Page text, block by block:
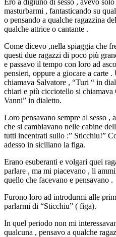
masturbarmi , fantasticando su
o pensando a qualche ragazzina
qualche attrice o cantante .
Come dicevo ,nella spiaggia che
questi due ragazzi di poco più
e passavo il tempo con loro ad
pensieri, oppure a giocare a carte
chiamava Salvatore , “Turi “ in
chiari e più cicciotello si
Vanni” in dialetto.
Loro pensavano sempre al sesso ,
che si cambiavano nelle cabine
tutti incentrati sullo :” Sticchiu!”
adesso in siciliano la figa.
Erano esuberanti e volgari quei
parlare , ma mi piacevano , li
quello che facevano e pensavano .
Furono loro ad introdurmi alle
parlarmi di “Sticchiu” ( figa).
In quel periodo non mi
qualcuna , pensavo a qualche